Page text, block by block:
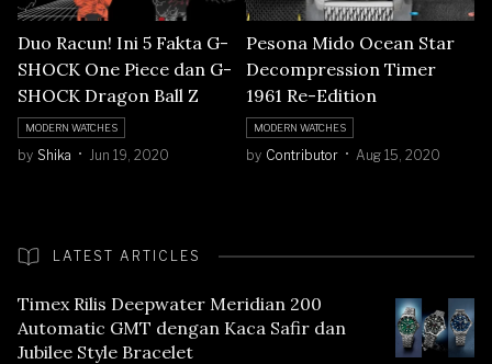
Duo Racun! Ini 5 Fakta G-
SHOCK One Piece dan G-
SHOCK Dragon Ball Z
MODERN WATCHES
by Shika Jun 19, 2020
Pesona Mido Ocean Star
Decompression Timer
1961 Re-Edition
MODERN WATCHES
by Contributor Aug 15, 2020
LATEST ARTICLES
Timex Rilis Deepwater Meridian 200
Automatic GMT dengan Kaca Safir dan
Jubilee Style Bracelet